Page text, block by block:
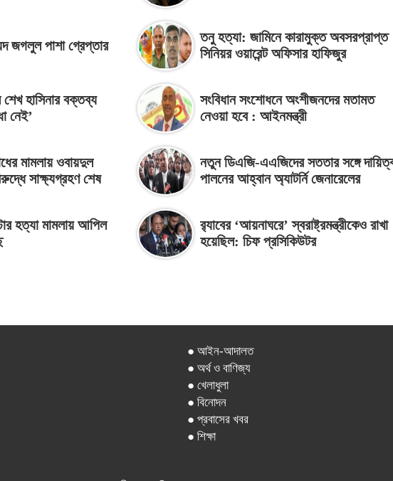
জগলুল পাশা গ্রেপ্তার
তনু হত্যা: জামিনে কারামুক্ত অবসরপ্রাপ্ত
সিনিয়র ওয়ারেন্ট অফিসার হাফিজুর
শেখ হাসিনার বক্তব্য
নেই’
সংবিধান সংশোধনে অংশীজনদের মতামত
নেওয়া হবে : আইনমন্ত্রী
মামলায় ওবায়দুল
সাক্ষ্যগ্রহণ শেষ
নতুন ডিএজি-এএজিদের সততার সঙ্গে
পালনের আহ্বান অ্যাটর্নি জেনারেলের
হত্যা মামলায় আপিল
র‌্যাবের ‘আয়নাঘরে’ স্বরাষ্ট্রমন্ত্রীকেও রাখা
হয়েছিল: চিফ প্রসিকিউটর
● আইন-আদালত
● অর্থ ও বাণিজ্য
● খেলাধুলা
● বিনোদন
● প্রবাসের খবর
● শিক্ষা